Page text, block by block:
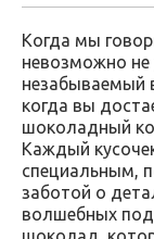
Когда мы
невозможно не
незабываемый
когда вы
шоколадный
Каждый
специальным,
заботой о
волшебных